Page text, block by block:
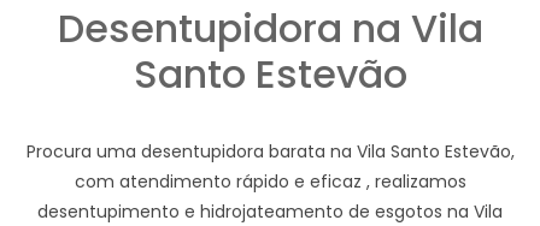
Desentupidora na Vila
Santo Estevão
Procura uma desentupidora barata na Vila Santo Estevão,
com atendimento rápido e eficaz , realizamos
desentupimento e hidrojateamento de esgotos na Vila